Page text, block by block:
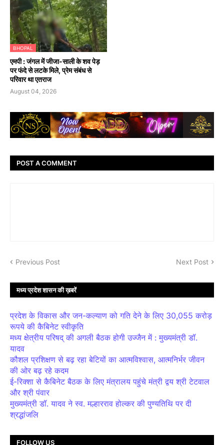
BHOPAL
एमपी : जंगल में जीजा-साली के शव पेड़
पर फंदे से लटके मिले, प्रेम संबंध से
परिवार था एतराज
August 04, 2026
POST A COMMENT
Previous Post Next Post
मध्य प्रदेश शासन की ख़बरें
प्रदेश के विकास और जन-कल्याण को गति देने के लिए 30,055 करोड़
रूपये की कैबिनेट स्वीकृति
मध्य क्षेत्रीय परिषद् की अगली बैठक होगी उज्जैन में : मुख्यमंत्री डॉ.
यादव
कौशल प्रशिक्षण से बढ़ रहा बेटियों का आत्मविश्वास, आत्मनिर्भर जीवन
की ओर बढ़ रहे कदम
ई-रिक्शा से कैबिनेट बैठक के लिए मंत्रालय पहुंचे मंत्री द्वय श्री टेटवाल
और श्री पंवार
मुख्यमंत्री डॉ. यादव ने स्व. मल्हारराव होल्कर की पुण्यतिथि पर दी
श्रद्धांजलि
FOLLOW US